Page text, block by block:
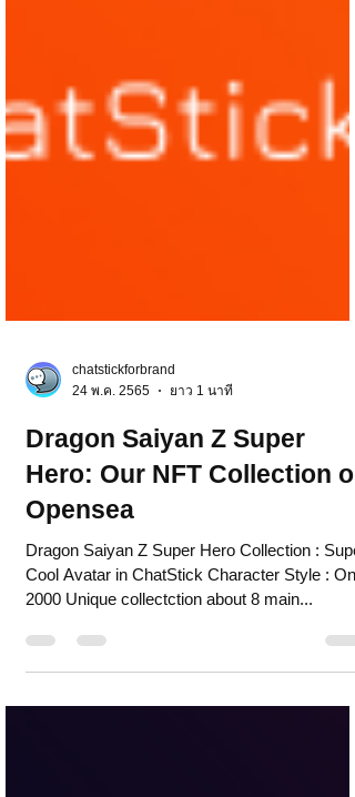
24 พ.ค. 2565
ยาว 1 นาที
Dragon Saiyan Z Super
Hero: Our NFT Collection on
Opensea
Dragon Saiyan Z Super Hero Collection :
Cool Avatar in ChatStick Character Style :
2000 Unique collectction about 8 main...